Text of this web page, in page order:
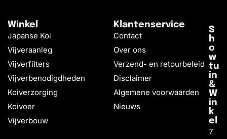
Winkel
Japanse Koi
Vijveraanleg
Vijverfilters
Vijverbenodigdheden
Koiverzorging
Koivoer
Vijverbouw
Klantenservice
Contact
Over ons
Verzend- en retourbeleid
Disclaimer
Algemene voorwaarden
Nieuws
S
h
o
w
tu
in
&
W
in
k
el
7